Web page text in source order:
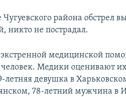
района обстрел
никто не пострадал.
медицинской
Медики оценивают
летняя девушка в
78-летний мужчина в